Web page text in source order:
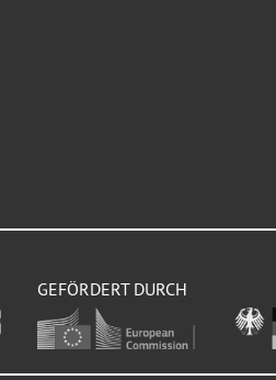
GEFÖRDERT DURCH